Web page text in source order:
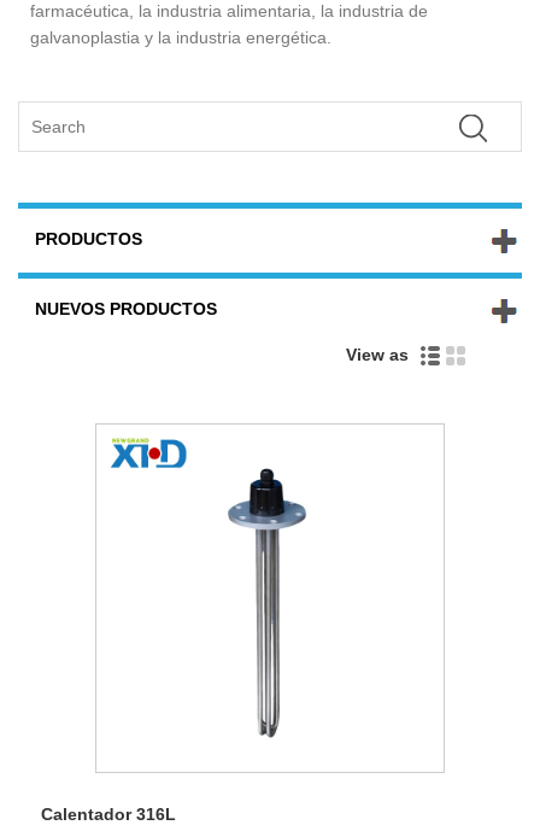
farmacéutica, la industria alimentaria, la industria de
galvanoplastia y la industria energética.
PRODUCTOS
NUEVOS PRODUCTOS
View as
Calentador 316L